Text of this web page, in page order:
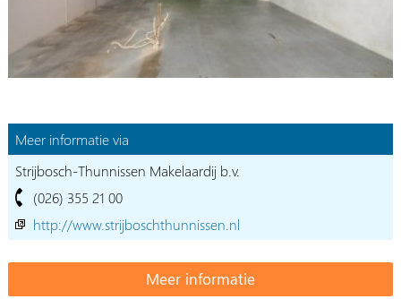
Meer informatie via
Strijbosch-Thunnissen Makelaardij b.v.
(026) 355 21 00
http://www.strijboschthunnissen.nl